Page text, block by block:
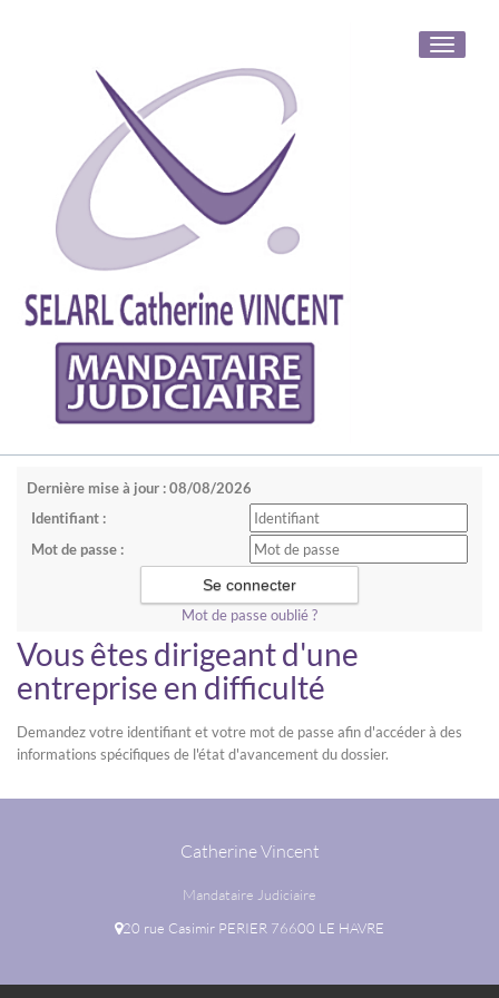
Toggle
Dernière mise à jour : 08/08/2026
Identifiant :
Mot de passe :
Mot de passe oublié ?
Vous êtes dirigeant d'une
entreprise en difficulté
Demandez votre identifiant et votre mot de passe afin d'accéder à des
informations spécifiques de l'état d'avancement du dossier.
Catherine Vincent
Mandataire Judiciaire
20 rue Casimir PERIER 76600 LE HAVRE